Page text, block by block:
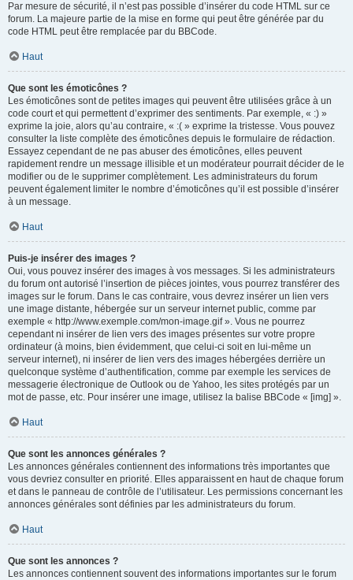
Par mesure de sécurité, il n’est pas possible d’insérer du code HTML sur ce
forum. La majeure partie de la mise en forme qui peut être générée par du
code HTML peut être remplacée par du BBCode.
Haut
Que sont les émoticônes ?
Les émoticônes sont de petites images qui peuvent être utilisées grâce à un
code court et qui permettent d’exprimer des sentiments. Par exemple, « :) »
exprime la joie, alors qu’au contraire, « :( » exprime la tristesse. Vous pouvez
consulter la liste complète des émoticônes depuis le formulaire de rédaction.
Essayez cependant de ne pas abuser des émoticônes, elles peuvent
rapidement rendre un message illisible et un modérateur pourrait décider de le
modifier ou de le supprimer complètement. Les administrateurs du forum
peuvent également limiter le nombre d’émoticônes qu’il est possible d’insérer
à un message.
Haut
Puis-je insérer des images ?
Oui, vous pouvez insérer des images à vos messages. Si les administrateurs
du forum ont autorisé l’insertion de pièces jointes, vous pourrez transférer des
images sur le forum. Dans le cas contraire, vous devrez insérer un lien vers
une image distante, hébergée sur un serveur internet public, comme par
exemple « http://www.exemple.com/mon-image.gif ». Vous ne pourrez
cependant ni insérer de lien vers des images présentes sur votre propre
ordinateur (à moins, bien évidemment, que celui-ci soit en lui-même un
serveur internet), ni insérer de lien vers des images hébergées derrière un
quelconque système d’authentification, comme par exemple les services de
messagerie électronique de Outlook ou de Yahoo, les sites protégés par un
mot de passe, etc. Pour insérer une image, utilisez la balise BBCode « [img] ».
Haut
Que sont les annonces générales ?
Les annonces générales contiennent des informations très importantes que
vous devriez consulter en priorité. Elles apparaissent en haut de chaque forum
et dans le panneau de contrôle de l’utilisateur. Les permissions concernant les
annonces générales sont définies par les administrateurs du forum.
Haut
Que sont les annonces ?
Les annonces contiennent souvent des informations importantes sur le forum